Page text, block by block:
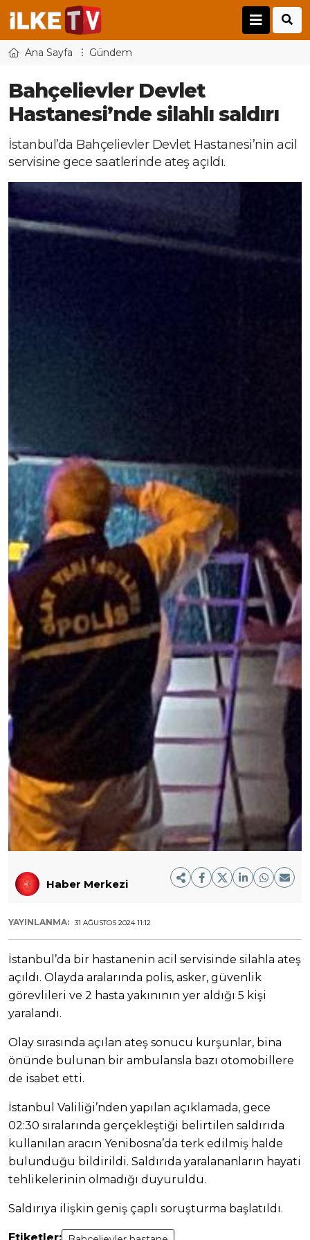
Ana Sayfa Gündem
Bahçelievler Devlet
Hastanesi’nde silahlı saldırı
İstanbul’da Bahçelievler Devlet Hastanesi’nin acil
servisine gece saatlerinde ateş açıldı.
Haber Merkezi
YAYINLANMA: 31 AĞUSTOS 2024 11:12
İstanbul’da bir hastanenin acil servisinde silahla ateş
açıldı. Olayda aralarında polis, asker, güvenlik
görevlileri ve 2 hasta yakınının yer aldığı 5 kişi
yaralandı.
Olay sırasında açılan ateş sonucu kurşunlar, bina
önünde bulunan bir ambulansla bazı otomobillere
de isabet etti.
İstanbul Valiliği’nden yapılan açıklamada, gece
02:30 sıralarında gerçekleştiği belirtilen saldırıda
kullanılan aracın Yenibosna’da terk edilmiş halde
bulunduğu bildirildi. Saldırıda yaralananların hayati
tehlikelerinin olmadığı duyuruldu.
Saldırıya ilişkin geniş çaplı soruşturma başlatıldı.